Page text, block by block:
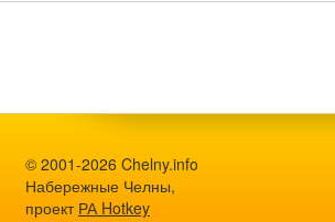
© 2001-2026 Chelny.info
Набережные Челны,
проект РА Hotkey